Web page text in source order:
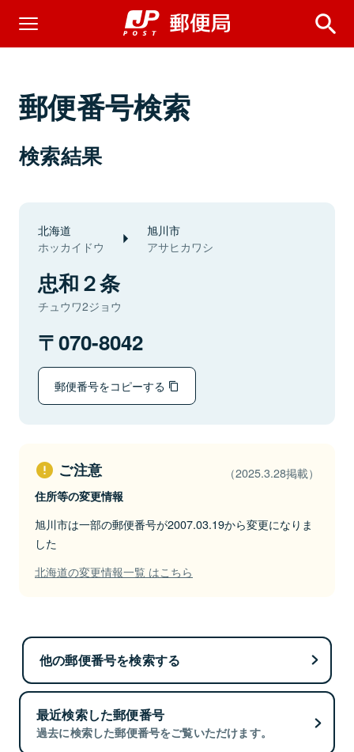
郵便番号検索
検索結果
北海道
ホッカイドウ
旭川市
アサヒカワシ
忠和２条
チュウワ2ジョウ
070-8042
郵便番号をコピーする
ご注意 （2025.3.28掲載）
住所等の変更情報
旭川市は一部の郵便番号が2007.03.19から変更になりま
した
北海道の変更情報一覧 はこちら
他の郵便番号を検索する
最近検索した郵便番号
過去に検索した郵便番号をご覧いただけます。